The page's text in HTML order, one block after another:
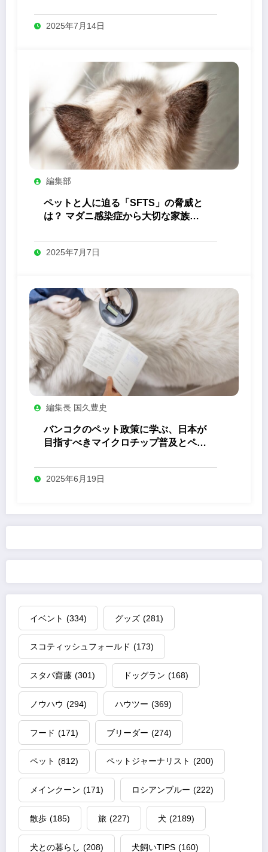
2025年7月14日
編集部
ペットと人に迫る「SFTS」の脅威と
は？ マダニ感染症から大切な家族を
2025年7月7日
編集長 国久豊史
バンコクのペット政策に学ぶ、日本が
目指すべきマイクロチップ普及とペッ
2025年6月19日
イベント (334) グッズ (281)
スコティッシュフォールド (173)
スタパ齋藤 (301) ドッグラン (168)
ノウハウ (294) ハウツー (369)
フード (171) ブリーダー (274)
ペット (812) ペットジャーナリスト (200)
メインクーン (171) ロシアンブルー (222)
散歩 (185) 旅 (227) 犬 (2189)
犬との暮らし (208) 犬飼いTIPS (160)